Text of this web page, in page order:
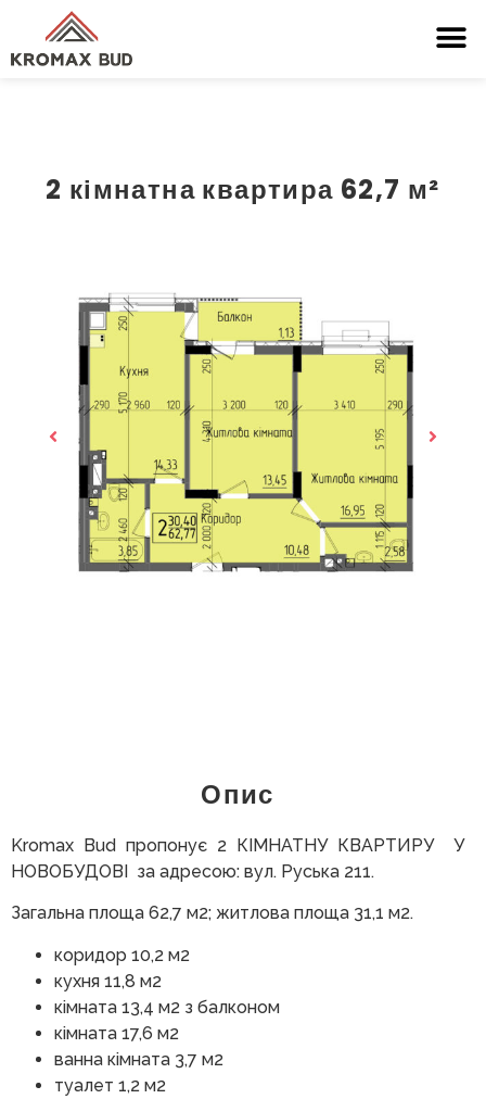
2 кімнатна квартира 62,7 м²
Опис
Kromax Bud пропонує 2 КІМНАТНУ КВАРТИРУ У
НОВОБУДОВІ за адресою: вул. Руська 211.
Загальна площа 62,7 м2; житлова площа 31,1 м2.
коридор 10,2 м2
кухня 11,8 м2
кімната 13,4 м2 з балконом
кімната 17,6 м2
ванна кімната 3,7 м2
туалет 1,2 м2